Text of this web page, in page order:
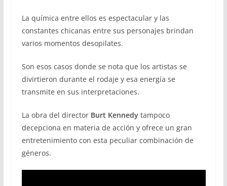
La química entre ellos es espectacular y las
constantes chicanas entre sus personajes brindan
varios momentos desopilates.
Son esos casos donde se nota que los artistas se
divirtieron durante el rodaje y esa energía se
transmite en sus interpretaciones.
La obra del director Burt Kennedytampoco
decepciona en materia de acción y ofrece un gran
entretenimiento con esta peculiar combinación de
géneros.